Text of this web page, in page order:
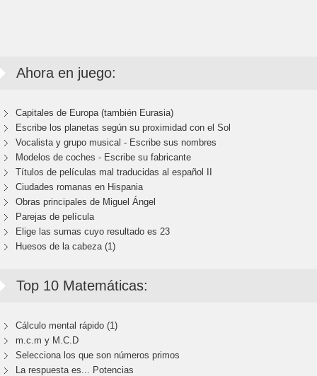
Ahora en juego:
Capitales de Europa (también Eurasia)
Escribe los planetas según su proximidad con el Sol
Vocalista y grupo musical - Escribe sus nombres
Modelos de coches - Escribe su fabricante
Títulos de películas mal traducidas al español II
Ciudades romanas en Hispania
Obras principales de Miguel Ángel
Parejas de película
Elige las sumas cuyo resultado es 23
Huesos de la cabeza (1)
Top 10 Matemáticas:
Cálculo mental rápido (1)
m.c.m y M.C.D
Selecciona los que son números primos
La respuesta es... Potencias